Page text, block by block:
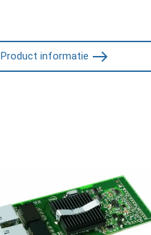
Product informatie